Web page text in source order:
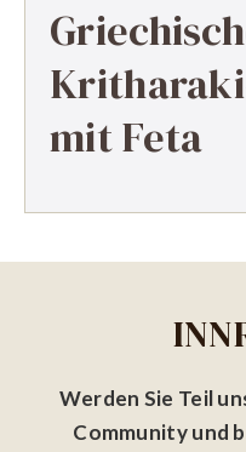
mit Feta
Werden Sie Teil
Community und